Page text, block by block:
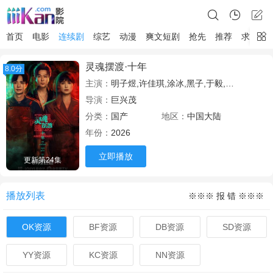
首页 电影 连续剧 综艺 动漫 爽文短剧 抢先 推荐 求片
8.0分
更新第24集
灵魂摆渡·十年
主演： 明子煜,许佳琪,涂冰,黑子,于毅,杨志刚,孙雪宁,戴向宇,陈冠英,边程,刘智扬,肖茵,王艺禅,李洛伊,韩潇珧,简宇熙,邹敦明,朱超艺,杨子睿,马凡丁,李羽桐,贝勒,闫可欣,田广宇,郭信如,姜馥颐,顾振翔,美懿,芮佩怡
导演： 巨兴茂
分类： 国产 地区： 中国大陆
年份： 2026
立即播放
播放列表 ※※※ 报 错 ※※※
OK资源 BF资源 DB资源 SD资源
YY资源 KC资源 NN资源